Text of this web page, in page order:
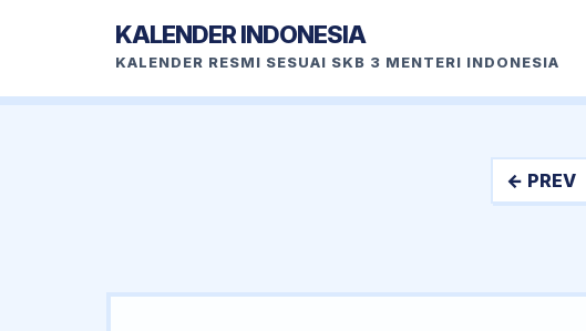
KALENDER INDONESIA
KALENDER RESMI SESUAI SKB 3 MENTERI INDONESIA
← PREV